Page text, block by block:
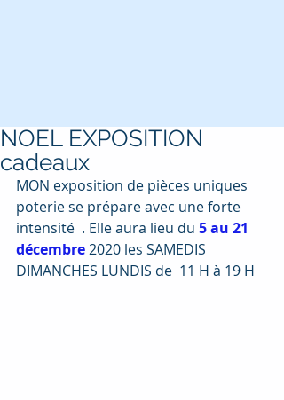
NOEL EXPOSITION
cadeaux
MON exposition de pièces uniques
poterie se prépare avec une forte
intensité  . Elle aura lieu du 5 au 21
décembre 2020 les SAMEDIS
DIMANCHES LUNDIS de  11 H à 19 H